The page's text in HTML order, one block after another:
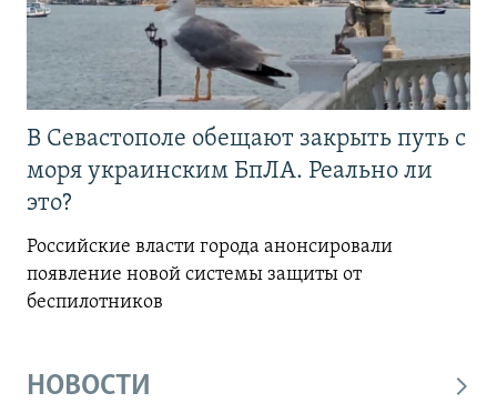
В Севастополе обещают закрыть путь с
моря украинским БпЛА. Реально ли
это?
Российские власти города анонсировали
появление новой системы защиты от
беспилотников
НОВОСТИ